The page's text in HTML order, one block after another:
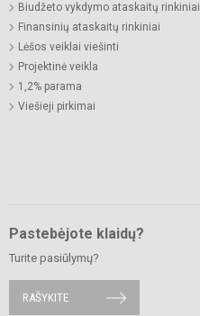
Biudžeto vykdymo ataskaitų rinkiniai
Finansinių ataskaitų rinkiniai
Lėšos veiklai viešinti
Projektinė veikla
1,2% parama
Viešieji pirkimai
Pastebėjote klaidų?
Turite pasiūlymų?
RAŠYKITE